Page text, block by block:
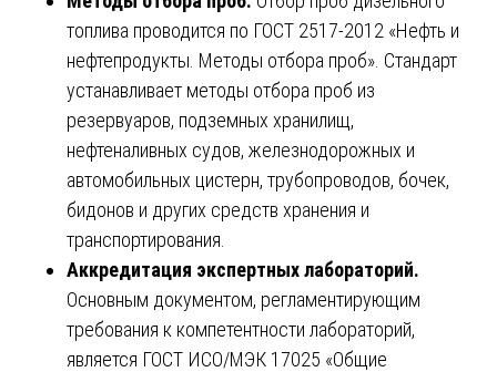
топлива проводится по ГОСТ 2517-2012 «Нефть и
нефтепродукты. Методы отбора проб». Стандарт
устанавливает методы отбора проб из
резервуаров, подземных хранилищ,
нефтеналивных судов, железнодорожных и
автомобильных цистерн, трубопроводов, бочек,
бидонов и других средств хранения и
транспортирования.
Аккредитация экспертных лабораторий.
Основным документом, регламентирующим
требования к компетентности лабораторий,
является ГОСТ ИСО/МЭК 17025 «Общие